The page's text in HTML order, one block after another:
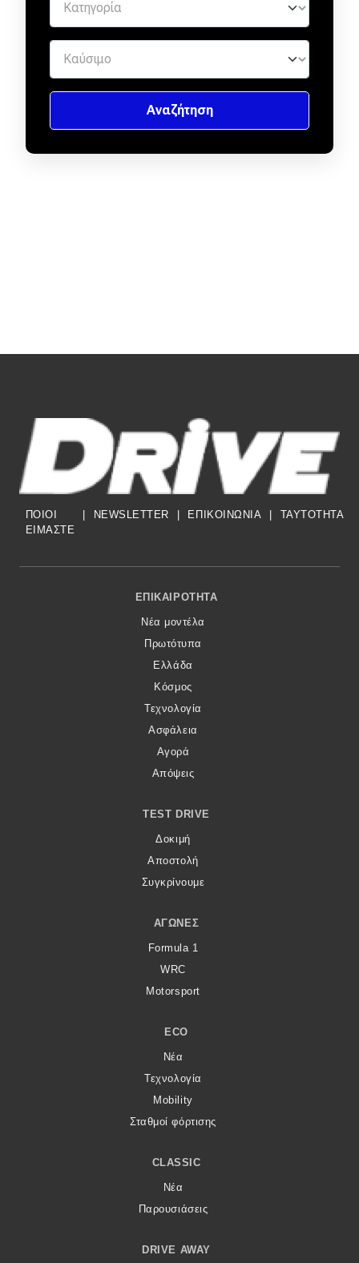
ΠΟΙΟΙ
ΕΙΜΑΣΤΕ
NEWSLETTER ΕΠΙΚΟΙΝΩΝΙΑ TAYTOTHTA
Footer Menu
ΕΠΙΚΑΙΡΌΤΗΤΑ
Νέα μοντέλα
Πρωτότυπα
Ελλάδα
Κόσμος
Τεχνολογία
Ασφάλεια
Αγορά
Απόψεις
TEST DRIVE
Δοκιμή
Αποστολή
Συγκρίνουμε
ΑΓΏΝΕΣ
Formula 1
WRC
Motorsport
ECO
Νέα
Τεχνολογία
Mobility
Σταθμοί φόρτισης
CLASSIC
Νέα
Παρουσιάσεις
DRIVE AWAY